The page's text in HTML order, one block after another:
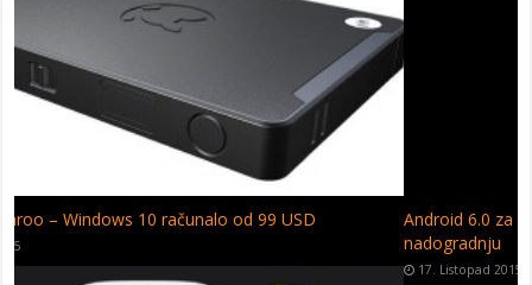
Android 6.0 za Huawei – Objavljen popis smartfona za
nadogradnju
17. Listopad 2015